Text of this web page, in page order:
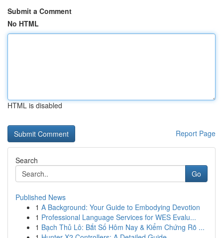
Submit a Comment
No HTML
HTML is disabled
Report Page
Search
Go
Published News
1 A Background: Your Guide to Embodying Devotion
1 Professional Language Services for WES Evalu...
1 Bạch Thủ Lô: Bắt Số Hôm Nay & Kiểm Chứng Rõ ...